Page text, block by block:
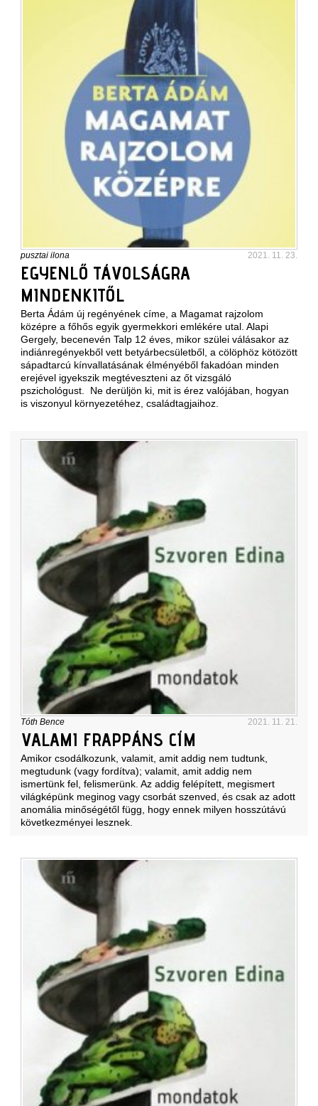
pusztai ilona 2021. 11. 23.
EGYENLŐ TÁVOLSÁGRA
MINDENKITŐL
Berta Ádám új regényének címe, a Magamat rajzolom
középre a főhős egyik gyermekkori emlékére utal. Alapi
Gergely, becenevén Talp 12 éves, mikor szülei válásakor az
indiánregényekből vett betyárbecsületből, a cölöphöz kötözött
sápadtarcú kínvallatásának élményéből fakadóan minden
erejével igyekszik megtéveszteni az őt vizsgáló
pszichológust. Ne derüljön ki, mit is érez valójában, hogyan
is viszonyul környezetéhez, családtagjaihoz.
Tóth Bence 2021. 11. 21.
VALAMI FRAPPÁNS CÍM
Amikor csodálkozunk, valamit, amit addig nem tudtunk,
megtudunk (vagy fordítva); valamit, amit addig nem
ismertünk fel, felismerünk. Az addig felépített, megismert
világképünk meginog vagy csorbát szenved, és csak az adott
anomália minőségétől függ, hogy ennek milyen hosszútávú
következményei lesznek.